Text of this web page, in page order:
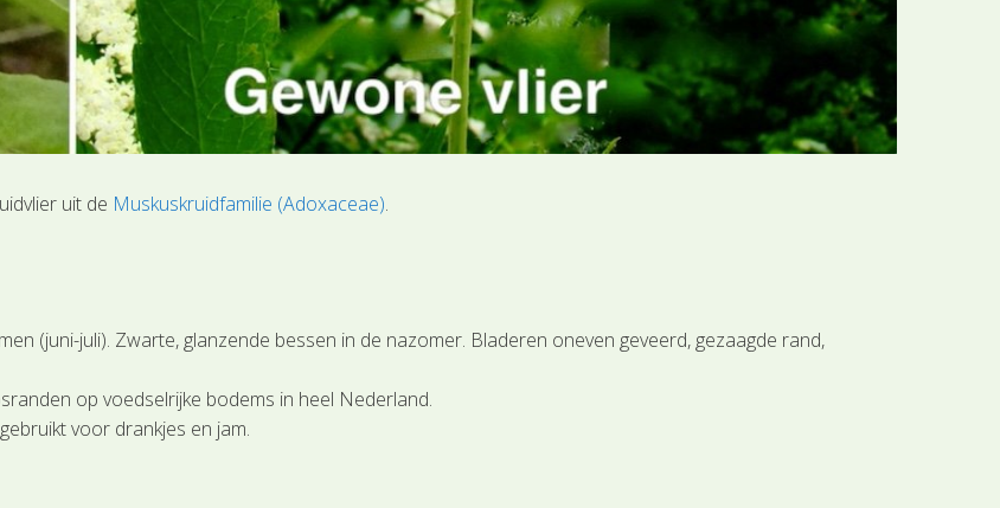
uit de Muskuskruidfamilie (Adoxaceae).
(juni-juli). Zwarte, glanzende bessen in de nazomer. Bladeren oneven geveerd, gezaagde rand,
op voedselrijke bodems in heel Nederland.
voor drankjes en jam.